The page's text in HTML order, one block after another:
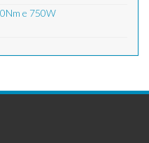
e 750W